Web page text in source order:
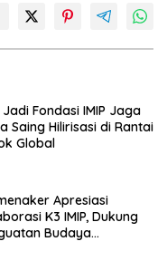
Jadi Fondasi IMIP Jaga
Saing Hilirisasi di Rantai
Global
Apresiasi
K3 IMIP, Dukung
Budaya